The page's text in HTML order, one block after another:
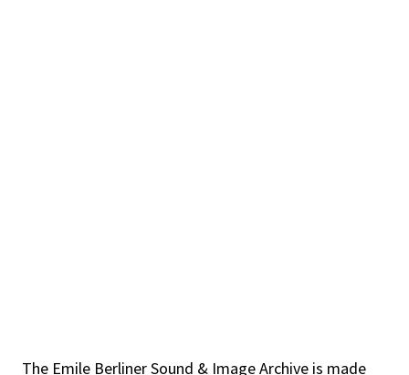
The Emile Berliner Sound & Image Archive is made